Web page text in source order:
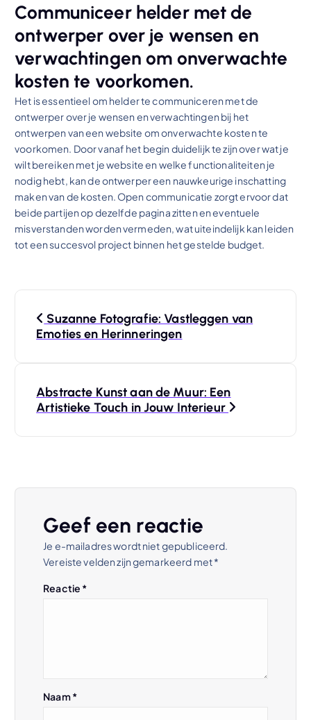
Communiceer helder met de
ontwerper over je wensen en
verwachtingen om onverwachte
kosten te voorkomen.
Het is essentieel om helder te communiceren met de
ontwerper over je wensen en verwachtingen bij het
ontwerpen van een website om onverwachte kosten te
voorkomen. Door vanaf het begin duidelijk te zijn over wat je
wilt bereiken met je website en welke functionaliteiten je
nodig hebt, kan de ontwerper een nauwkeurige inschatting
maken van de kosten. Open communicatie zorgt ervoor dat
beide partijen op dezelfde pagina zitten en eventuele
misverstanden worden vermeden, wat uiteindelijk kan leiden
tot een succesvol project binnen het gestelde budget.
Suzanne Fotografie: Vastleggen van
Emoties en Herinneringen
Abstracte Kunst aan de Muur: Een
Artistieke Touch in Jouw Interieur
Geef een reactie
Je e-mailadres wordt niet gepubliceerd.
Vereiste velden zijn gemarkeerd met*
Reactie *
Naam*